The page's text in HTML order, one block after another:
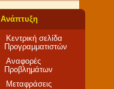
Ανάπτυξη
Κεντρική σελίδα
Προγραμματιστών
Αναφορές
Προβλημάτων
Μεταφράσεις